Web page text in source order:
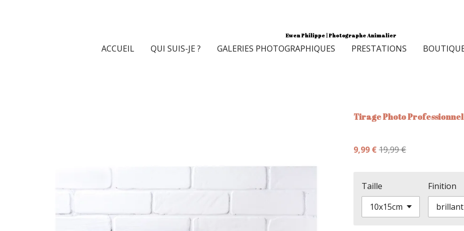
Ewen Philippe | Photographe Animalier
ACCUEIL QUI SUIS-JE ? GALERIES PHOTOGRAPHIQUES PRESTATIONS
Tirage Photo
9,99 €19,99 €
Taille Finition